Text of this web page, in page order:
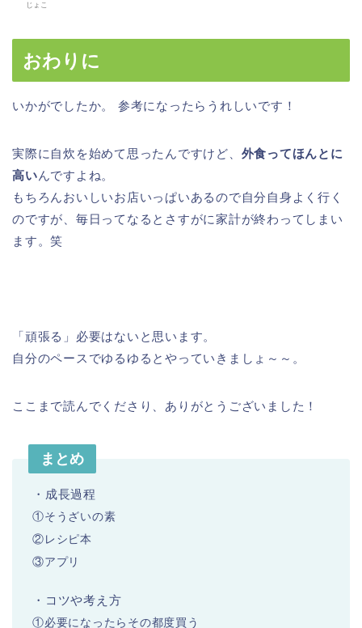
じょこ
おわりに
いかがでしたか。 参考になったらうれしいです！
実際に自炊を始めて思ったんですけど、 外食ってほんとに
高いんですよね。
もちろんおいしいお店いっぱいあるので自分自身よく行く
のですが、毎日ってなるとさすがに家計が終わってしまい
ます。笑
「頑張る」必要はないと思います。
自分のペースでゆるゆるとやっていきましょ～～。
ここまで読んでくださり、ありがとうございました！
まとめ
・成長過程
①そうざいの素
②レシピ本
③アプリ
・コツや考え方
①必要になったらその都度買う